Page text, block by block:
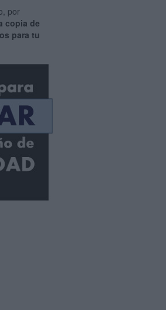
por
copia de
para tu